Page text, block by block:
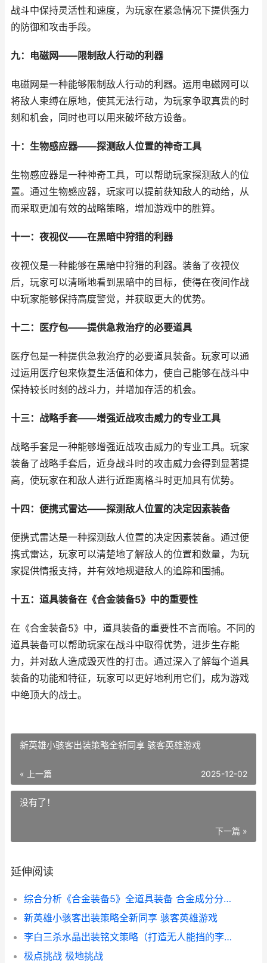
战斗中保持灵活性和速度，为玩家在紧急情况下提供强力
的防御和攻击手段。
九：电磁网——限制敌人行动的利器
电磁网是一种能够限制敌人行动的利器。运用电磁网可以
将敌人束缚在原地，使其无法行动，为玩家争取真贵的时
刻和机会，同时也可以用来破坏敌方设备。
十：生物感应器——探测敌人位置的神奇工具
生物感应器是一种神奇工具，可以帮助玩家探测敌人的位
置。通过生物感应器，玩家可以提前获知敌人的动给，从
而采取更加有效的战略策略，增加游戏中的胜算。
十一：夜视仪——在黑暗中狩猎的利器
夜视仪是一种能够在黑暗中狩猎的利器。装备了夜视仪
后，玩家可以清晰地看到黑暗中的目标，使得在夜间作战
中玩家能够保持高度警觉，并获取更大的优势。
十二：医疗包——提供急救治疗的必要道具
医疗包是一种提供急救治疗的必要道具装备。玩家可以通
过运用医疗包来恢复生活值和体力，使自己能够在战斗中
保持较长时刻的战斗力，并增加存活的机会。
十三：战略手套——增强近战攻击威力的专业工具
战略手套是一种能够增强近战攻击威力的专业工具。玩家
装备了战略手套后，近身战斗时的攻击威力会得到显著提
高，使玩家在和敌人进行近距离格斗时更加具有优势。
十四：便携式雷达——探测敌人位置的决定因素装备
便携式雷达是一种探测敌人位置的决定因素装备。通过便
携式雷达，玩家可以清楚地了解敌人的位置和数量，为玩
家提供情报支持，并有效地规避敌人的追踪和围捕。
十五：道具装备在《合金装备5》中的重要性
在《合金装备5》中，道具装备的重要性不言而喻。不同的
道具装备可以帮助玩家在战斗中取得优势，进步生存能
力，并对敌人造成毁灭性的打击。通过深入了解每个道具
装备的功能和特征，玩家可以更好地利用它们，成为游戏
中绝顶大的战士。
新英雄小骇客出装策略全新同享 骇客英雄游戏
« 上一篇 2025-12-02
没有了！
下一篇 »
延伸阅读
综合分析《合金装备5》全道具装备 合金成分分析方法
新英雄小骇客出装策略全新同享 骇客英雄游戏
李白三杀水晶出装铭文策略（打造无人能挡的李白 李白三杀水晶出自哪里
极点挑战 极地挑战